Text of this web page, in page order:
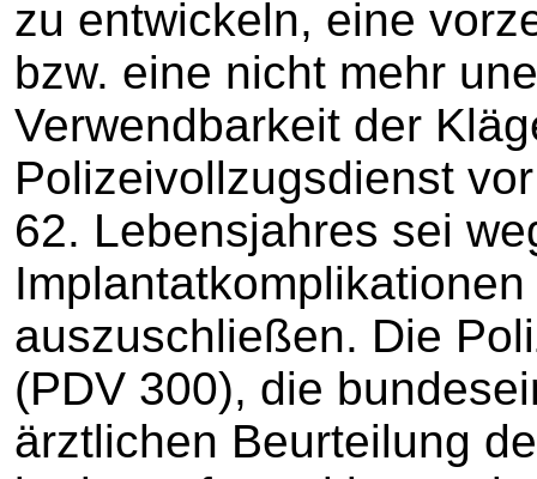
zu entwickeln, eine
bzw. eine nicht mehr
Verwendbarkeit der
Polizeivollzugsdienst
62. Lebensjahres sei
auszuschließen. Die
(PDV 300), die
ärztlichen Beurteilung